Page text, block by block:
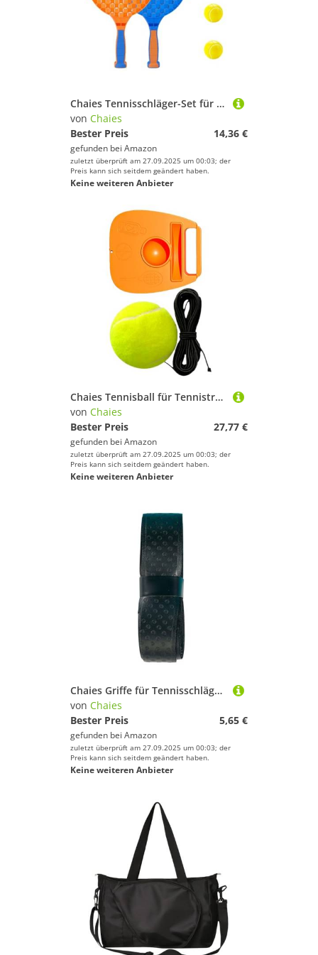
Chaies Tennisschläger-Set für Tennisschläger, multifunktional, Tennisschläger, interaktives Spielzeug, Tennisschläger, Sport
von Chaies
Bester Preis
14,36 €
gefunden bei Amazon
zuletzt überprüft am 27.09.2025 um 00:03; der
Preis kann sich seitdem geändert haben.
Keine weiteren Anbieter
Chaies Tennisball für Tennistrainer, Ball für Tennistrainer, tragbarer Rebounder für Tennistrainer, leichter Ball für Tennistrainer mit Ball
von Chaies
Bester Preis
27,77 €
gefunden bei Amazon
zuletzt überprüft am 27.09.2025 um 00:03; der
Preis kann sich seitdem geändert haben.
Keine weiteren Anbieter
Chaies Griffe für Tennisschläger | Griffpolster für Badmintonschläger – rutschfeste Übergriffe, einfache Installation für Männer, Frauen, Jungen, Mädchen, Jugendliche
von Chaies
Bester Preis
5,65 €
gefunden bei Amazon
zuletzt überprüft am 27.09.2025 um 00:03; der
Preis kann sich seitdem geändert haben.
Keine weiteren Anbieter